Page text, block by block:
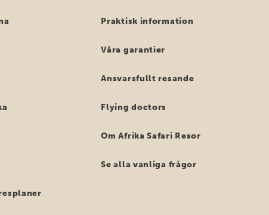
Praktisk information
Våra garantier
Ansvarsfullt resande
Flying doctors
Om Afrika Safari Resor
Se alla vanliga frågor